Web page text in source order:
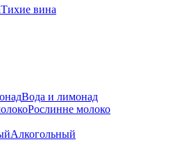
Тихие вина
Вода и лимонад
Рослинне молоко
Алкогольный